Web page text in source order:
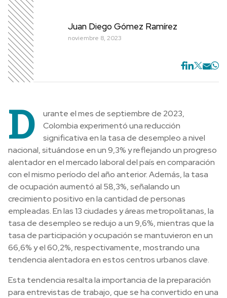
Juan Diego Gómez Ramírez
noviembre 8, 2023
D
urante el mes de septiembre de 2023,
Colombia experimentó una reducción
significativa en la tasa de desempleo a nivel
nacional, situándose en un 9,3% y reflejando un progreso
alentador en el mercado laboral del país en comparación
con el mismo período del año anterior. Además, la tasa
de ocupación aumentó al 58,3%, señalando un
crecimiento positivo en la cantidad de personas
empleadas. En las 13 ciudades y áreas metropolitanas, la
tasa de desempleo se redujo a un 9,6%, mientras que la
tasa de participación y ocupación se mantuvieron en un
66,6% y el 60,2%, respectivamente, mostrando una
tendencia alentadora en estos centros urbanos clave.
Esta tendencia resalta la importancia de la preparación
para entrevistas de trabajo, que se ha convertido en una